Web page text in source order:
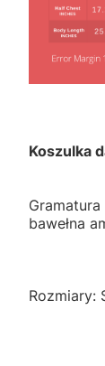
Koszulka
bawełna
Rozmiary: